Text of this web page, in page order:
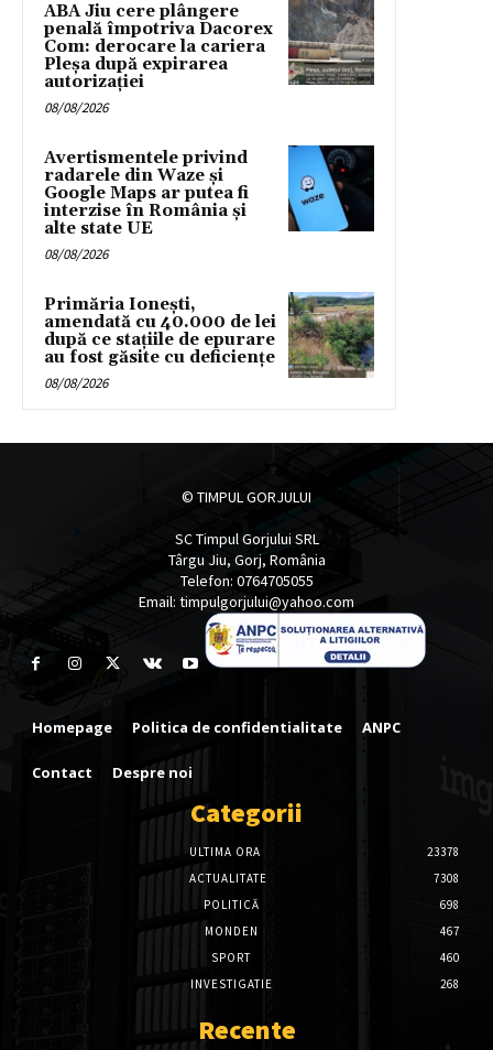
ABA Jiu cere plângere
penală împotriva Dacorex
Com: derocare la cariera
Pleșa după expirarea
autorizației
08/08/2026
Avertismentele privind
radarele din Waze și
Google Maps ar putea fi
interzise în România și
alte state UE
08/08/2026
Primăria Ionești,
amendată cu 40.000 de lei
după ce stațiile de epurare
au fost găsite cu deficiențe
08/08/2026
© TIMPUL GORJULUI
SC Timpul Gorjului SRL
Târgu Jiu, Gorj, România
Telefon: 0764705055
Email: timpulgorjului@yahoo.com
Homepage Politica de confidentialitate ANPC
Contact Despre noi
Categorii
ULTIMA ORA
23378
ACTUALITATE
7308
POLITICĂ
698
MONDEN
467
SPORT
460
INVESTIGATIE
268
Recente